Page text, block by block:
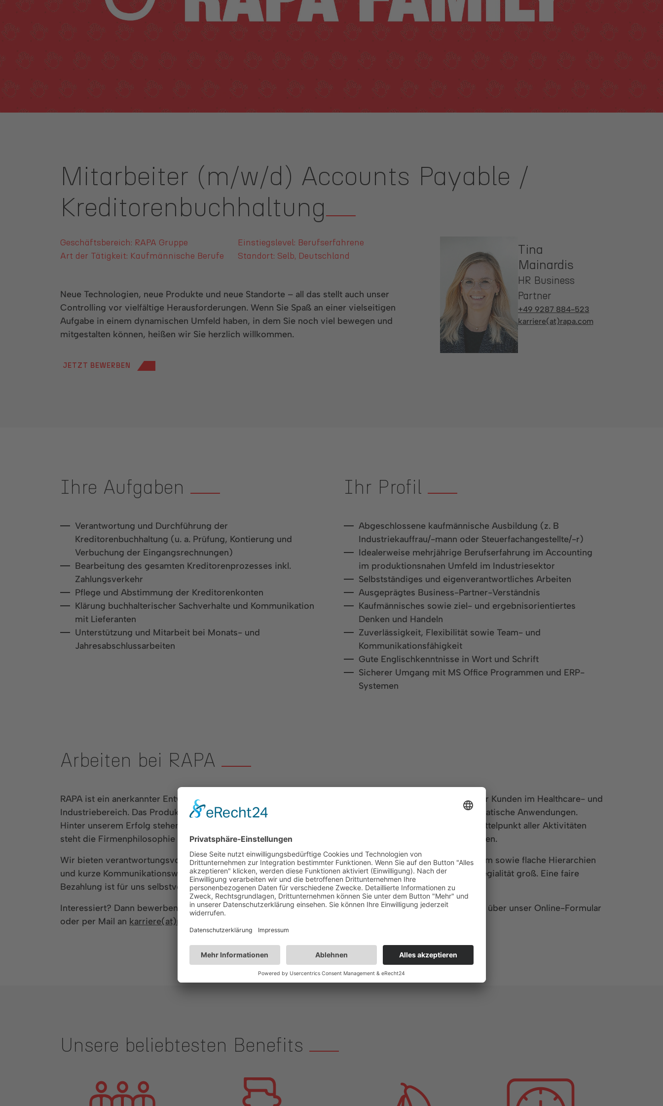
ANSPRECHPARTNER
Mitarbeiter (m/w/d) Accounts Payable /
Kreditorenbuchhaltung
Geschäftsbereich: RAPA Gruppe
Einstiegslevel: Berufserfahrene
Art der Tätigkeit: Kaufmännische Berufe
Standort: Selb, Deutschland
Neue Technologien, neue Produkte und neue Standorte – all das stellt auch unser
Controlling vor vielfältige Herausforderungen. Wenn Sie Spaß an einer vielseitigen
Aufgabe in einem dynamischen Umfeld haben, in dem Sie noch viel bewegen und
mitgestalten können, heißen wir Sie herzlich willkommen.
JETZT BEWERBEN
Tina
Mainardis
HR Business
Partner
+49 9287 884-523
karriere(at)rapa.com
Ihre Aufgaben
Verantwortung und Durchführung der
Kreditorenbuchhaltung (u. a. Prüfung, Kontierung und
Verbuchung der Eingangsrechnungen)
Bearbeitung des gesamten Kreditorenprozesses inkl.
Zahlungsverkehr
Pflege und Abstimmung der Kreditorenkonten
Klärung buchhalterischer Sachverhalte und Kommunikation
mit Lieferanten
Unterstützung und Mitarbeit bei Monats- und
Jahresabschlussarbeiten
Ihr Profil
Abgeschlossene kaufmännische Ausbildung (z. B
Industriekauffrau/-mann oder Steuerfachangestellte/-r)
Idealerweise mehrjährige Berufserfahrung im Accounting
im produktionsnahen Umfeld im Industriesektor
Selbstständiges und eigenverantwortliches Arbeiten
Ausgeprägtes Business-Partner-Verständnis
Kaufmännisches sowie ziel- und ergebnisorientiertes
Denken und Handeln
Zuverlässigkeit, Flexibilität sowie Team- und
Kommunikationsfähigkeit
Gute Englischkenntnisse in Wort und Schrift
Sicherer Umgang mit MS Office Programmen und ERP-
Systemen
Arbeiten bei RAPA
RAPA ist ein anerkannter Entwicklungspartner und Lieferant für die Automobilindustrie, sowie zahlreicher Kunden im Healthcare- und
Industriebereich. Das Produktportfolio umfasst Ventile und Systemlösungen für hydraulische und pneumatische Anwendungen.
Hinter unserem Erfolg stehen heute weltweit fast 1000 Mitarbeiter in Deutschland, USA und China. Im Mittelpunkt aller Aktivitäten
steht die Firmenphilosophie eines mittelständischen Familienunternehmens – und das seit über 100 Jahren.
Wir bieten verantwortungsvolle und herausfordernde Aufgaben mit Gestaltungs- und Handlungsspielraum sowie flache Hierarchien
und kurze Kommunikationswege. Als familiengeführtes Unternehmen schreiben wir Teamarbeit und Kollegialität groß. Eine faire
Bezahlung ist für uns selbstverständlich.
Interessiert? Dann bewerben Sie sich bitte mit Ihren aussagekräftigen Bewerbungsunterlagen bevorzugt über unser Online-Formular
oder per Mail an karriere(at)rapa.com
Unsere beliebtesten Benefits